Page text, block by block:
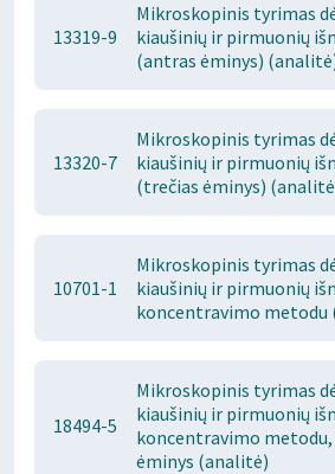
13319-9
Mikroskopinis tyrimas
kiaušinių ir pirmuonių
(antras ėminys)
13320-7
Mikroskopinis tyrimas
kiaušinių ir pirmuonių
(trečias ėminys)
10701-1
Mikroskopinis tyrimas
kiaušinių ir pirmuonių
koncentravimo metodu
18494-5
Mikroskopinis tyrimas
kiaušinių ir pirmuonių
koncentravimo
ėminys (analitė)